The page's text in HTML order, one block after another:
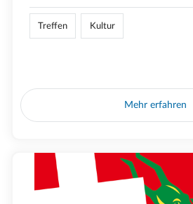
Treffen Kultur
Mehr erfahren